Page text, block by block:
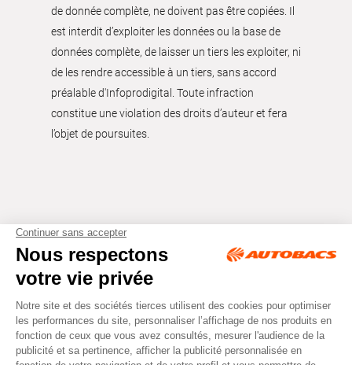
de donnée complète, ne doivent pas être copiées. Il
est interdit d’exploiter les données ou la base de
données complète, de laisser un tiers les exploiter, ni
de les rendre accessible à un tiers, sans accord
préalable d'Infoprodigital. Toute infraction
constitue une violation des droits d’auteur et fera
l’objet de poursuites.
Tous droits réservés © Autobacs
Mentions légales RGPD
Cookies CGV